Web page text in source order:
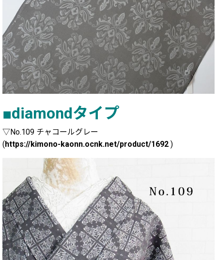
■diamondタイプ
▽No.109 チャコールグレー
( https://kimono-kaonn.ocnk.net/product/1692 )